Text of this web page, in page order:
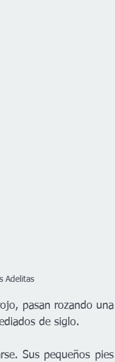
Adelitas
pasan rozando una
de siglo.
Sus pequeños pies